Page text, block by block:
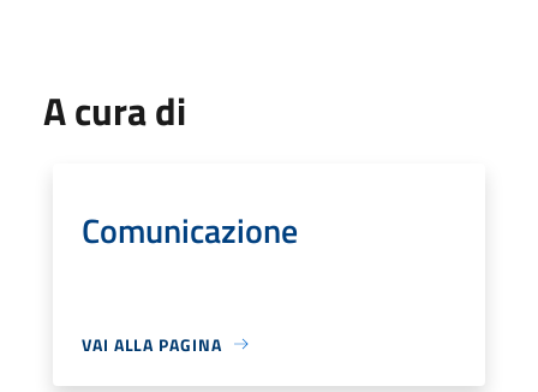
A cura di
Comunicazione
VAI ALLA PAGINA